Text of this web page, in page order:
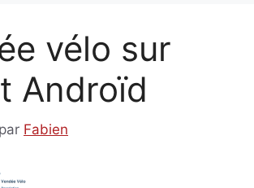
vélo sur
Androïd
par Fabien